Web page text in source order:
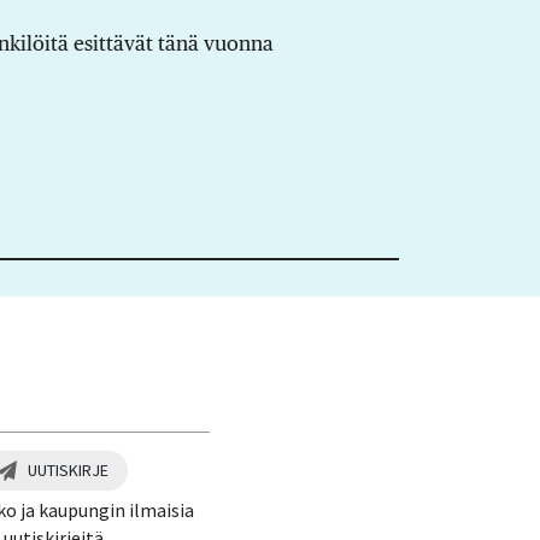
esittävät tänä vuonna
UUTISKIRJE
ja kaupungin ilmaisia